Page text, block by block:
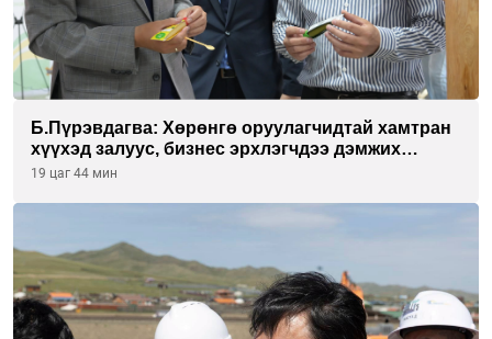
Б.Пүрэвдагва: Хөрөнгө оруулагчидтай хамтран
хүүхэд залуус, бизнес эрхлэгчдээ дэмжих
инкубатор төвүүдийг хотын захын
19 цаг 44 мин